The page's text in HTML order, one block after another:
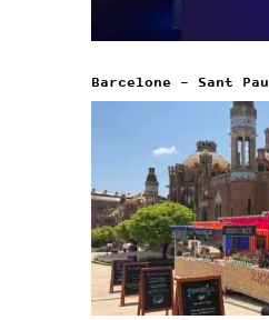
Barcelone – Sant Pau